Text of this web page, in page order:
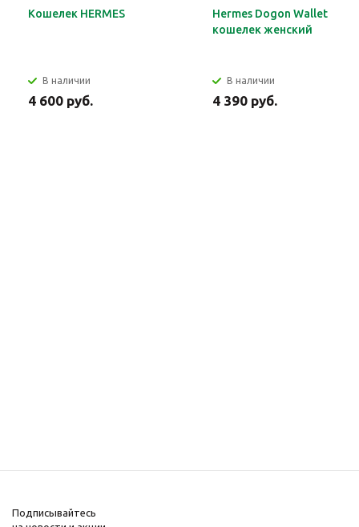
Кошелек HERMES
В наличии
4 600 руб.
Hermes Dogon Wallet
кошелек женский
В наличии
4 390 руб.
Подписывайтесь